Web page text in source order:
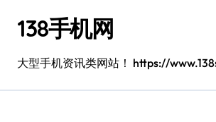
138手机网
大型手机资讯类网站！ https://